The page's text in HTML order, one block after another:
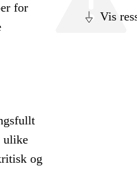
Vis
for
ulike
og